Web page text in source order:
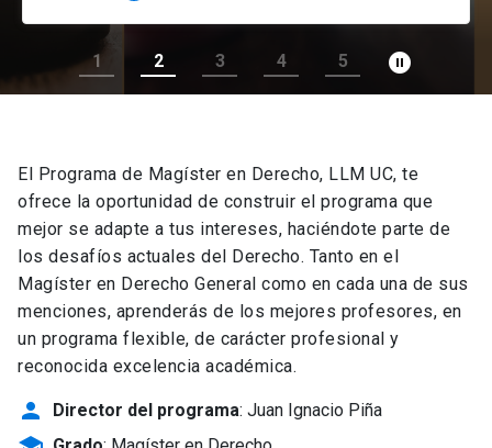
1 2 3 4 5 pause_circle_filled
El Programa de Magíster en Derecho, LLM UC, te
ofrece la oportunidad de construir el programa que
mejor se adapte a tus intereses, haciéndote parte de
los desafíos actuales del Derecho. Tanto en el
Magíster en Derecho General como en cada una de sus
menciones, aprenderás de los mejores profesores, en
un programa flexible, de carácter profesional y
reconocida excelencia académica.
person Director del programa: Juan Ignacio Piña